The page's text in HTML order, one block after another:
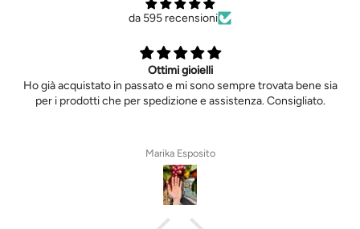
da 595 recensioni
Ottimi gioielli
Ho già acquistato in passato e mi sono sempre trovata bene sia
per i prodotti che per spedizione e assistenza. Consigliato.
Marika Esposito